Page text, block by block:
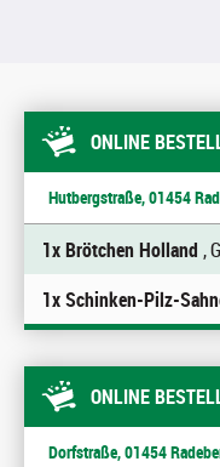
ONLINE
Hutbergstraße, 01454
1x Brötchen Holland ,
1x Schinken-Pilz-
ONLINE
Dorfstraße, 01454